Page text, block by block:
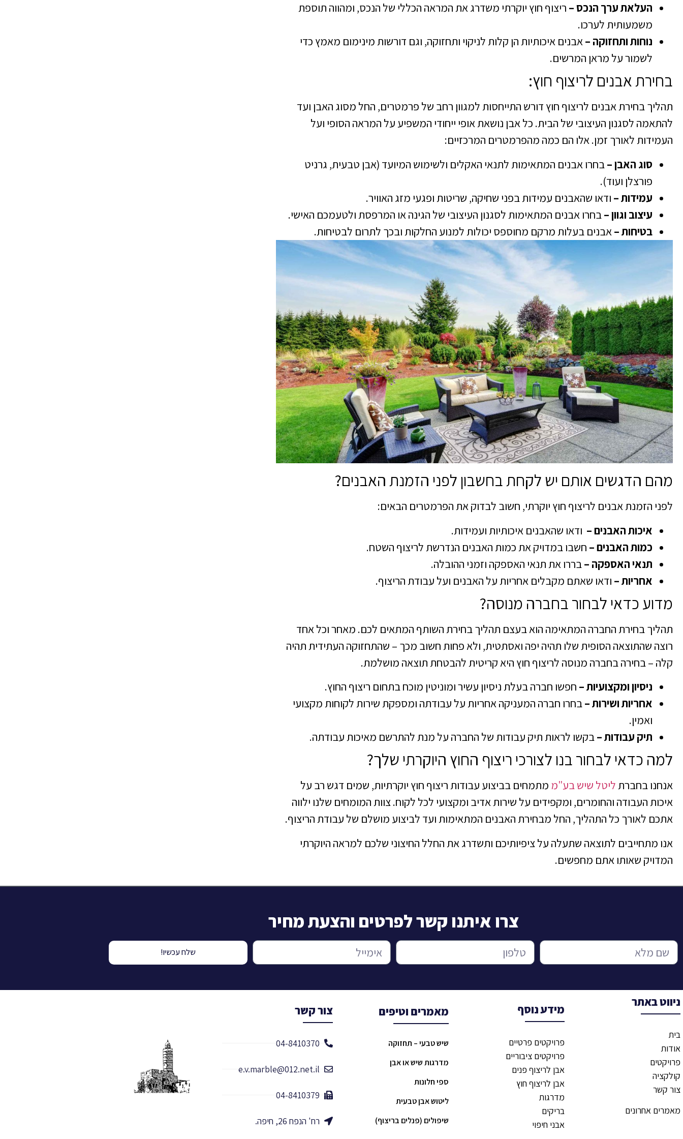
העלאת ערך הנכס – ריצוף חוץ יוקרתי משדרג את המראה הכללי של הנכס, ומהווה תוספת
משמעותית לערכו.
נוחות ותחזוקה –אבנים איכותיות הן קלות לניקוי ותחזוקה, וגם דורשות מינימום מאמץ כדי
לשמור על מראן המרשים.
בחירת אבנים לריצוף חוץ:
תהליך בחירת אבנים לריצוף חוץ דורש התייחסות למגוון רחב של פרמטרים, החל מסוג האבן ועד
להתאמה לסגנון העיצובי של הבית. כל אבן נושאת אופי ייחודי המשפיע על המראה הסופי ועל
העמידות לאורך זמן. אלו הם כמה מהפרמטרים המרכזיים:
סוג האבן –בחרו אבנים המתאימות לתנאי האקלים ולשימוש המיועד (אבן טבעית, גרניט
פורצלן ועוד).
עמידות – ודאו שהאבנים עמידות בפני שחיקה, שריטות ופגעי מזג האוויר.
עיצוב וגוון –בחרו אבנים המתאימות לסגנון העיצובי של הגינה או המרפסת ולטעמכם האישי.
בטיחות –אבנים בעלות מרקם מחוספס יכולות למנוע החלקות ובכך לתרום לבטיחות.
מהם הדגשים אותם יש לקחת בחשבון לפני הזמנת האבנים?
לפני הזמנת אבנים לריצוף חוץ יוקרתי, חשוב לבדוק את הפרמטרים הבאים:
איכות האבנים – ודאו שהאבנים איכותיות ועמידות.
כמות האבנים – חשבו במדויק את כמות האבנים הנדרשת לריצוף השטח.
תנאי האספקה –בררו את תנאי האספקה וזמני ההובלה.
אחריות – ודאו שאתם מקבלים אחריות על האבנים ועל עבודת הריצוף.
מדוע כדאי לבחור בחברה מנוסה?
תהליך בחירת החברה המתאימה הוא בעצם תהליך בחירת השותף המתאים לכם. מאחר וכל אחד
רוצה שהתוצאה הסופית שלו תהיה יפה ואסתטית, ולא פחות חשוב מכך – שהתחזוקה העתידית תהיה
קלה – בחירה בחברה מנוסה לריצוף חוץ היא קריטית להבטחת תוצאה מושלמת.
ניסיון ומקצועיות – חפשו חברה בעלת ניסיון עשיר ומוניטין מוכח בתחום ריצוף החוץ.
אחריות ושירות –בחרו חברה המעניקה אחריות על עבודתה ומספקת שירות לקוחות מקצועי
ואמין.
תיק עבודות –בקשו לראות תיק עבודות של החברה על מנת להתרשם מאיכות עבודתה.
למה כדאי לבחור בנו לצורכי ריצוף החוץ היוקרתי שלך?
אנחנו בחברתליטל שיש בע"מ מתמחים בביצוע עבודות ריצוף חוץ יוקרתיות, שמים דגש רב על
איכות העבודה והחומרים, ומקפידים על שירות אדיב ומקצועי לכל לקוח. צוות המומחים שלנו ילווה
אתכם לאורך כל התהליך, החל מבחירת האבנים המתאימות ועד לביצוע מושלם של עבודת הריצוף.
אנו מתחייבים לתוצאה שתעלה על ציפיותיכם ותשדרג את החלל החיצוני שלכם למראה היוקרתי
המדויק שאותו אתם מחפשים.
צרו איתנו קשר לפרטים והצעת מחיר
שלח עכשיו!
ניווט באתר
בית
אודות
פרויקטים
קולקציה
צור קשר
מאמרים אחרונים
מידע נוסף
פרויקטים פרטיים
פרויקטים ציבוריים
אבן לריצוף פנים
אבן לריצוף חוץ
מדרגות
בריקים
אבני חיפוי
מאמרים וטיפים
שיש טבעי – תחזוקה
מדרגות שיש או אבן
ספי חלונות
ליטוש אבן טבעית
שיפולים (פנלים בריצוף)
צור קשר
04-8410370
e.v.marble@012.net.il
04-8410379
רח' הנפח 26, חיפה.